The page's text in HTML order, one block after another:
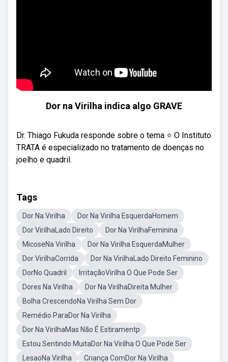
Dor na Virilha indica algo GRAVE
Dr. Thiago Fukuda responde sobre o tema ⭐ O Instituto
TRATA é especializado no tratamento de doenças no
joelho e quadril.
Tags
Dor Na Virilha
Dor Na Virilha EsquerdaHomem
Dor VirilhaLado Direito
Dor Na VirilhaFeminina
MicoseNa Virilha
Dor Na Virilha EsquerdaMulher
Dor VirilhaCorrida
Dor Na VirilhaLado Direito Feminino
DorNo Quadril
IrritaçãoVirilha O Que Pode Ser
Dores Na Virilha
Dor Na VirilhaDireita Mulher
Bolha CrescendoNa Virilha Sem Dor
Remédio ParaDor Na Virilha
Dor Na VirilhaMas Não É Estiramentp
Estou Sentindo MuitaDor Na Virilha O Que Pode Ser
LesaoNa Virilha
Criança ComDor Na Virilha